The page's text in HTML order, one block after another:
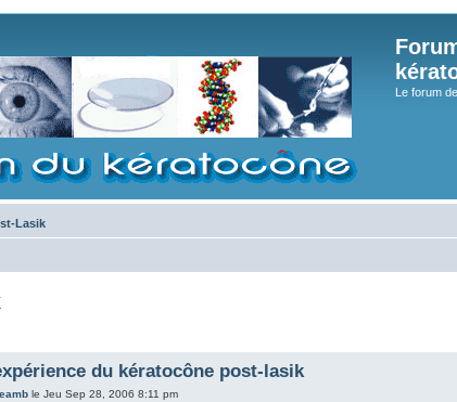
Le forum
Lasik
du kératocône post-lasik
le Jeu Sep 28, 2006 8:11 pm